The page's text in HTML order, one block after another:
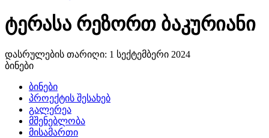
ტერასა რეზორთ ბაკურიანი
დასრულების თარიღი: 1 სექტემბერი 2024
ბინები
ბინები
პროექტის შესახებ
გალერეა
მშენებლობა
მისამართი